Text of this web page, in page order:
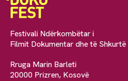
Festivali Ndërkombëtar i
Filmit Dokumentar dhe të Shkurtë
Rruga Marin Barleti
20000 Prizren, Kosovë